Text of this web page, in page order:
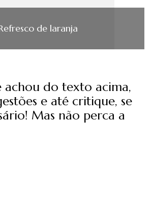
de laranja
achou do texto acima,
e até critique, se
Mas não perca a